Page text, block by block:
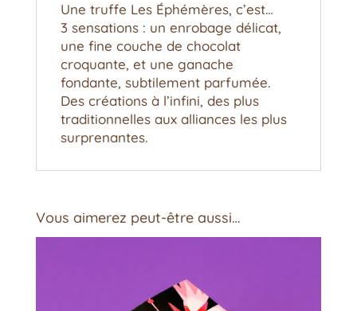
Une truffe Les Éphémères, c’est…
3 sensations : un enrobage délicat,
une fine couche de chocolat
croquante, et une ganache
fondante, subtilement parfumée.
Des créations à l’infini, des plus
traditionnelles aux alliances les plus
surprenantes.
Vous aimerez peut-être aussi…